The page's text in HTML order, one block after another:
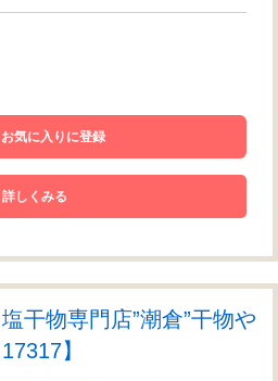
お気に入りに登録
詳しくみる
干物専門店”潮倉”干物や
】